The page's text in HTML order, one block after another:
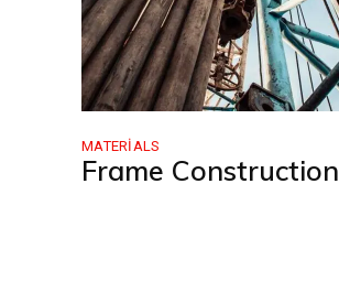
MATERIALS
Frame Construction